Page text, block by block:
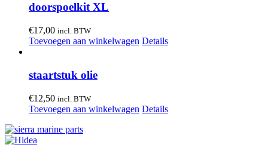
doorspoelkit XL
€17,00 incl. BTW
Toevoegen aan winkelwagen Details
staartstuk olie
€12,50 incl. BTW
Toevoegen aan winkelwagen Details